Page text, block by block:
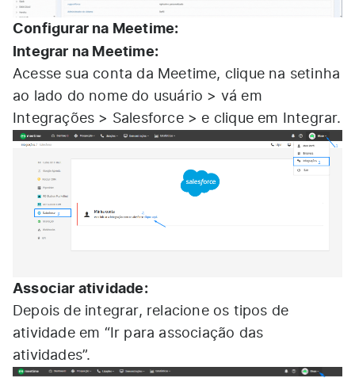
Configurar na Meetime:
Integrar na Meetime:
Acesse sua conta da Meetime, clique na setinha
ao lado do nome do usuário > vá em
Integrações > Salesforce > e clique em Integrar.
Associar atividade:
Depois de integrar, relacione os tipos de
atividade em “Ir para associação das
atividades”.